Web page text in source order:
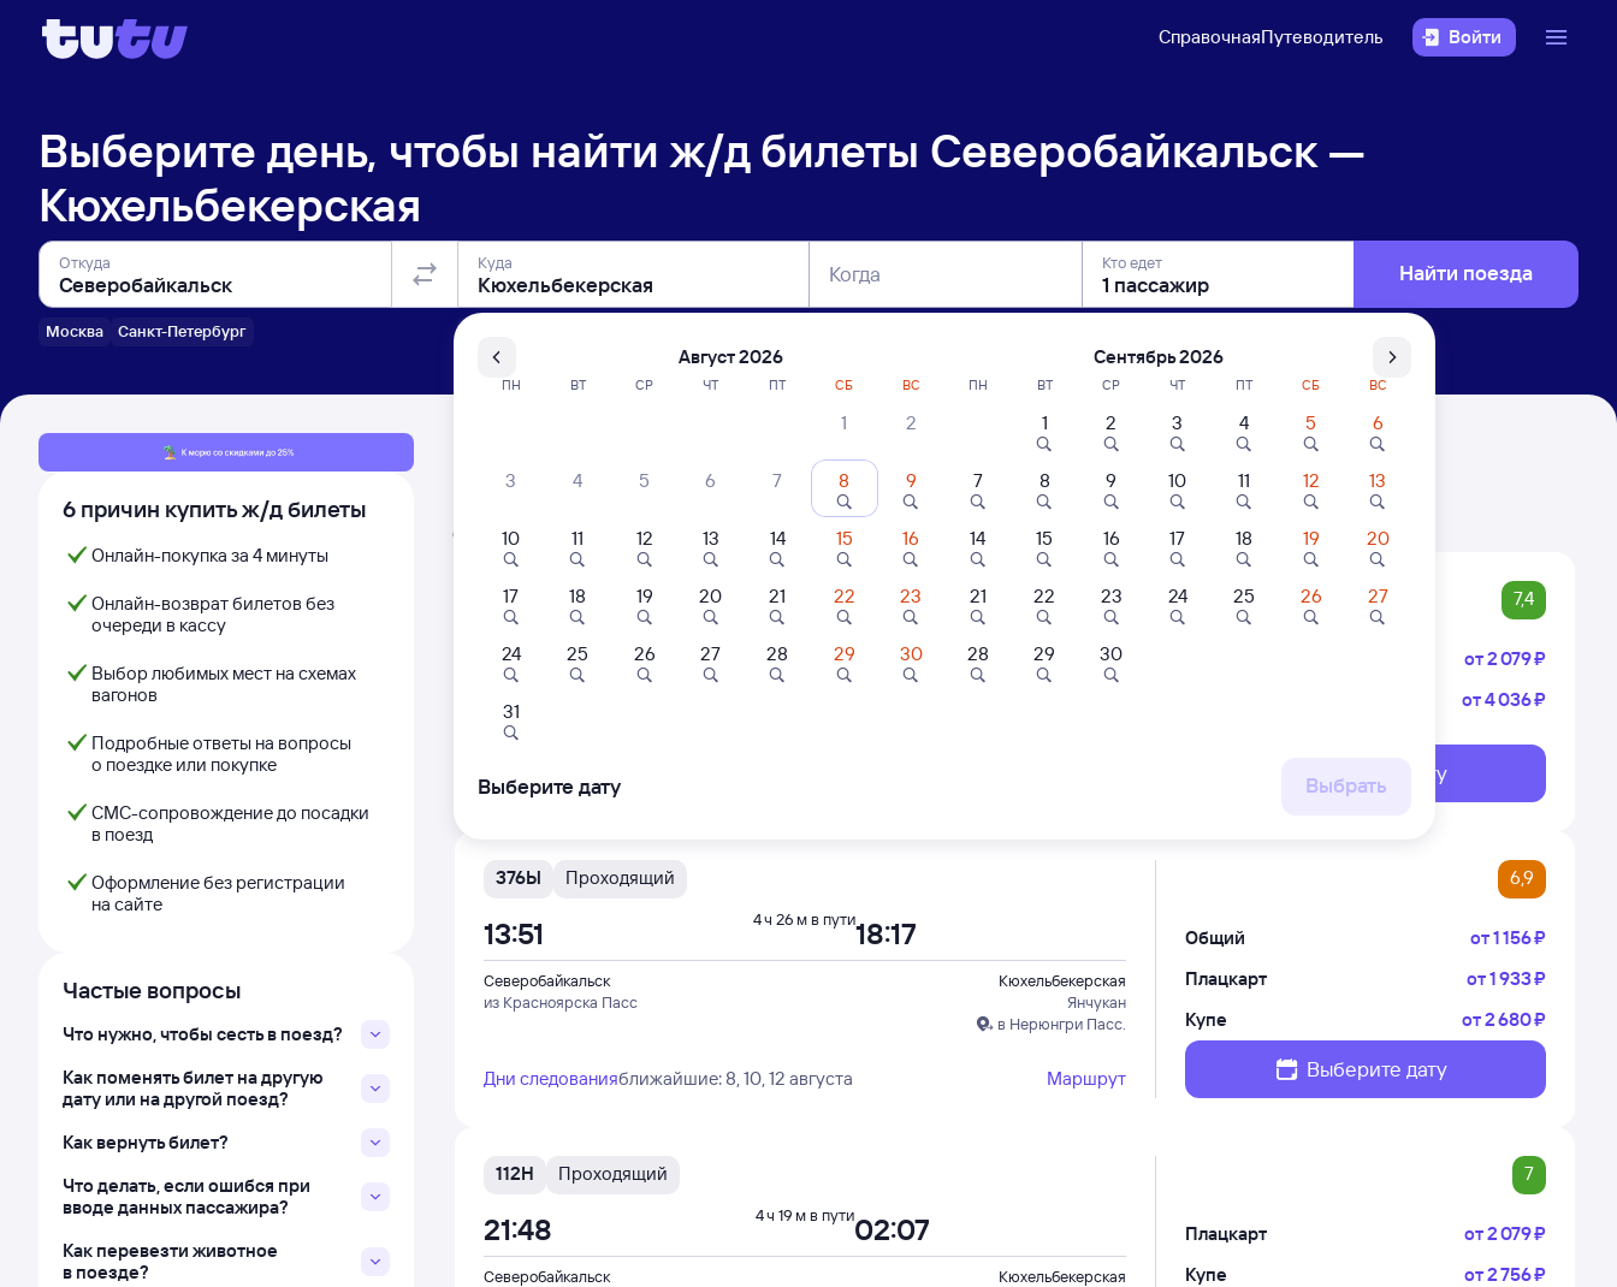
СправочнаяПутеводитель Войти
Выберите день, чтобы найти ж/д билеты Северобайкальск —
Кюхельбекерская
Откуда
Москва Санкт-Петербург
Куда Когда Кто едет Найти поезда
6 причин купить ж/д билеты
Онлайн-покупка за 4 минуты
Онлайн-возврат билетов без
очереди в кассу
Выбор любимых мест на схемах
вагонов
Подробные ответы на вопросы
о поездке или покупке
СМС-сопровождение до посадки
в поезд
Оформление без регистрации
на сайте
Частые вопросы
Что нужно, чтобы сесть в поезд?
Как поменять билет на другую
дату или на другой поезд?
Как вернуть билет?
Что делать, если ошибся при
вводе данных пассажира?
Как перевезти животное
в поезде?
Расписание поездов Северобайкальск — Кюхельбекерская
Расписание поездов Кюхельбекерская — Северобайкальск
Открыта продажа билетов на 5 ноября. Отправление и прибытие по местному времени. Цены за 1 пассажира
Самый быстрый
235С Проходящий 7,4
Северобайкальск
из Анапы
02:56 07:08
Дни следованияближайшие: 11, 18, 25 августа
от2 ⁠079 ⁠₽
от4 ⁠036 ⁠₽
Выберите дату
376Ы Проходящий 6,9
Северобайкальск
из Красноярска Пасс
Кюхельбекерская
Янчукан
в Нерюнгри Пасс.
13:51 18:17
4 ч 26 м в пути
Дни следованияближайшие: 8, 10, 12 августа Маршрут
Общий от1 ⁠156 ⁠₽
Плацкарт
от1 ⁠933 ⁠₽
Купе
от2 ⁠680 ⁠₽
Выберите дату
112Н Проходящий 7
Северобайкальск
Кюхельбекерская
21:48 02:07
4 ч 19 м в пути
Плацкарт от2 ⁠079 ⁠₽
Купе
от2 ⁠756 ⁠₽
Август 2026
ПН ВТ СР ЧТ ПТ СБ ВС
1 2
3 4 5 6 7 8 9
10 11 12 13 14 15 16
17 18 19 20 21 22 23
24 25 26 27 28 29 30
31
Сентябрь 2026
ПН ВТ СР ЧТ ПТ СБ ВС
1 2 3 4 5 6
7 8 9 10 11 12 13
14 15 16 17 18 19 20
21 22 23 24 25 26 27
28 29 30
Выберите дату Выбрать